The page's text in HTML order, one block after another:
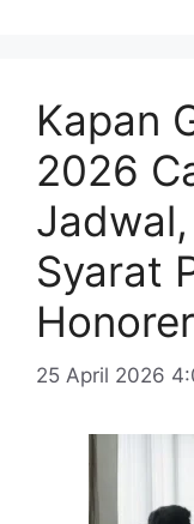
Kapan
2026
Syarat
25 April 2026